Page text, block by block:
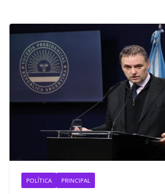
POLÍTICA PRINCIPAL